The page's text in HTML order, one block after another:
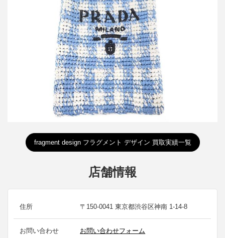
買取金額45,000円
詳しく見る
fragment design フラグメント デザイン 買取実績一覧
店舗情報
住所 〒150-0041 東京都渋谷区神南 1-14-8
お問い合わせ お問い合わせフォーム